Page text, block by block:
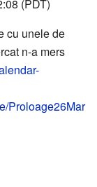
(PDT)
cu unele de
n-a mers
Proloage26Mar